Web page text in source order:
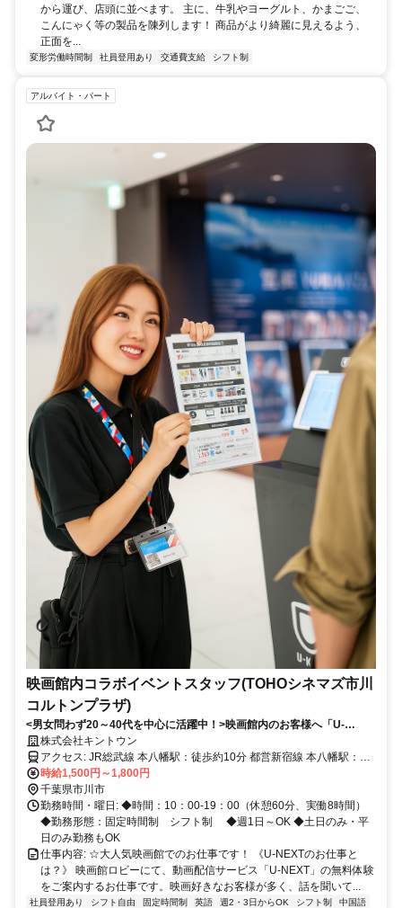
から運び、店頭に並べます。 主に、牛乳やヨーグルト、かまごご、
こんにゃく等の製品を陳列します！ 商品がより綺麗に見えるよう、
正面を...
変形労働時間制 社員登用あり 交通費支給 シフト制
アルバイト・パート
映画館内コラボイベントスタッフ(TOHOシネマズ市川
コルトンプラザ)
<男女問わず20～40代を中心に活躍中！>映画館内のお客様へ「U-
NEXT」の無料体験をご案内。高時給＋インセンティブでしっかり稼い
でプライベートも充実！！
株式会社キントウン
アクセス: JR総武線 本八幡駅：徒歩約10分 都営新宿線 本八幡駅：徒
歩約10分 京成線 鬼越駅：徒歩約6分
時給1,500円～1,800円
千葉県市川市
勤務時間・曜日: ◆時間：10：00-19：00（休憩60分、実働8時間）
◆勤務形態：固定時間制 シフト制 ◆週1日～OK ◆土日のみ・平
日のみ勤務もOK
仕事内容: ☆大人気映画館でのお仕事です！ 《U-NEXTのお仕事と
は？》 映画館ロビーにて、動画配信サービス「U-NEXT」の無料体験
をご案内するお仕事です。映画好きなお客様が多く、話を聞いて...
社員登用あり シフト自由 固定時間制 英語 週2・3日からOK シフト制 中国語